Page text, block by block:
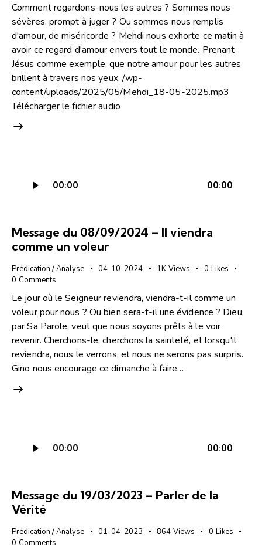
Comment regardons-nous les autres ? Sommes nous
sévères, prompt à juger ? Ou sommes nous remplis
d'amour, de miséricorde ? Mehdi nous exhorte ce matin à
avoir ce regard d'amour envers tout le monde. Prenant
Jésus comme exemple, que notre amour pour les autres
brillent à travers nos yeux. /wp-
content/uploads/2025/05/Mehdi_18-05-2025.mp3
Télécharger le fichier audio
audio
00:00 00:00
Message du 08/09/2024 – Il viendra
comme un voleur
Prédication / Analyse 04-10-2024 1K Views 0 Likes
0 Comments
Le jour où le Seigneur reviendra, viendra-t-il comme un
voleur pour nous ? Ou bien sera-t-il une évidence ? Dieu,
par Sa Parole, veut que nous soyons prêts à le voir
revenir. Cherchons-le, cherchons la sainteté, et lorsqu'il
reviendra, nous le verrons, et nous ne serons pas surpris.
Gino nous encourage ce dimanche à faire…
audio
00:00 00:00
Message du 19/03/2023 – Parler de la
Vérité
Prédication / Analyse 01-04-2023 864 Views 0 Likes
0 Comments